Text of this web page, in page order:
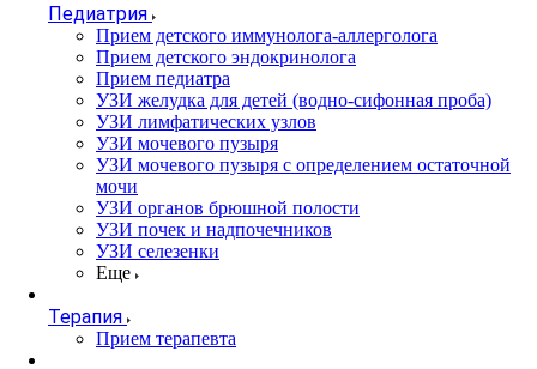
Педиатрия
Прием детского иммунолога-аллерголога
Прием детского эндокринолога
Прием педиатра
УЗИ желудка для детей (водно-сифонная проба)
УЗИ лимфатических узлов
УЗИ мочевого пузыря
УЗИ мочевого пузыря с определением остаточной
мочи
УЗИ органов брюшной полости
УЗИ почек и надпочечников
УЗИ селезенки
Еще
Терапия
Прием терапевта